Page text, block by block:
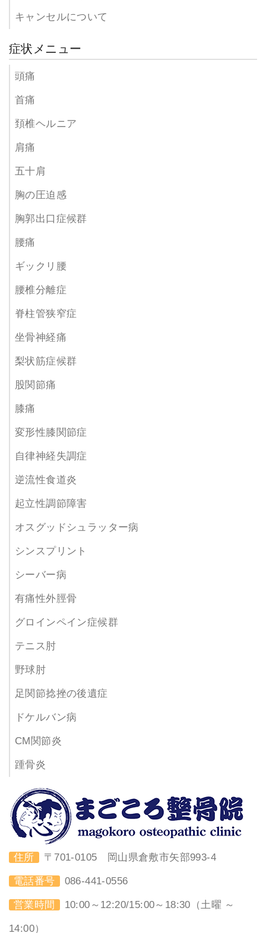
キャンセルについて
症状メニュー
頭痛
首痛
頚椎ヘルニア
肩痛
五十肩
胸の圧迫感
胸郭出口症候群
腰痛
ギックリ腰
腰椎分離症
脊柱管狭窄症
坐骨神経痛
梨状筋症候群
股関節痛
膝痛
変形性膝関節症
自律神経失調症
逆流性食道炎
起立性調節障害
オスグッドシュラッター病
シンスプリント
シーバー病
有痛性外脛骨
グロインペイン症候群
テニス肘
野球肘
足関節捻挫の後遺症
ドケルバン病
CM関節炎
踵骨炎
住所 〒701-0105 岡山県倉敷市矢部993-4
電話番号 086-441-0556
営業時間 10:00～12:20/15:00～18:30（土曜 ～
14:00）